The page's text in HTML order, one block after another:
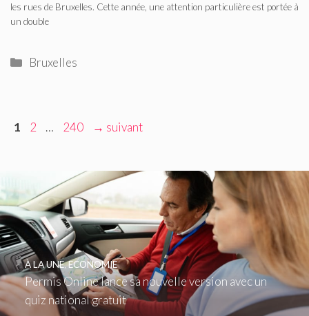
les rues de Bruxelles. Cette année, une attention particulière est portée à
un double
Catégories
Bruxelles
Navigation
Page
1 Page
2 … Page
240 → suivant
Permis Online lance sa nouvelle version avec un
quiz national gratuit
À LA UNE,ECONOMIE